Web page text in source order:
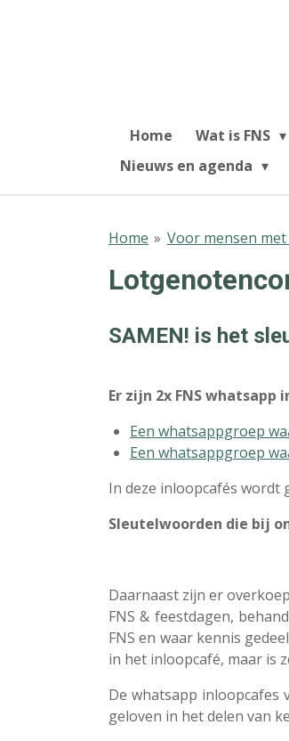
Home Wat is FNS
Nieuws en agenda
Home » Voor mensen met
SAMEN! is het
Er zijn 2x FNS whatsapp
Een whatsappgroep
Een whatsappgroep
In deze inloopcafés wordt
Sleutelwoorden die bij
Daarnaast zijn er
FNS & feestdagen,
FNS en waar kennis
in het inloopcafé, maar is
De whatsapp inloopcafes
geloven in het delen van